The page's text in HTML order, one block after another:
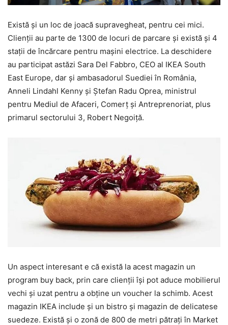
Există şi un loc de joacă supravegheat, pentru cei mici.
Clienţii au parte de 1300 de locuri de parcare şi există şi 4
staţii de încărcare pentru maşini electrice. La deschidere
au participat astăzi Sara Del Fabbro, CEO al IKEA South
East Europe, dar şi ambasadorul Suediei în România,
Anneli Lindahl Kenny şi Ştefan Radu Oprea, ministrul
pentru Mediul de Afaceri, Comerţ şi Antreprenoriat, plus
primarul sectorului 3, Robert Negoiţă.
Un aspect interesant e că există la acest magazin un
program buy back, prin care clienţii îşi pot aduce mobilierul
vechi şi uzat pentru a obţine un voucher la schimb. Acest
magazin IKEA include şi un bistro şi magazin de delicatese
suedeze. Există şi o zonă de 800 de metri pătraţi în Market